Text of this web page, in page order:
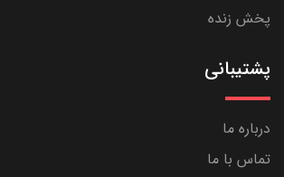
پخش زنده
پشتیبانی
درباره ما
تماس با ما